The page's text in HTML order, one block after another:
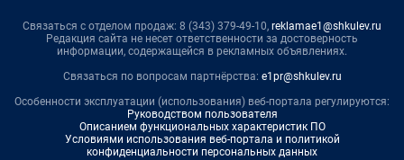
Связаться с отделом продаж: 8 (343) 379-49-10, reklamae1@shkulev.ru
Редакция сайта не несет ответственности за достоверность
информации, содержащейся в рекламных объявлениях.
Связаться по вопросам партнёрства: e1pr@shkulev.ru
Особенности эксплуатации (использования) веб-портала регулируются:
Руководством пользователя
Описанием функциональных характеристик ПО
Условиями использования веб-портала и политикой
конфиденциальности персональных данных